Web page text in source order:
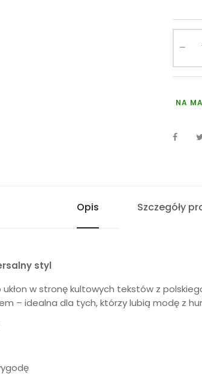
NA
Opis Szczegóły
styl
w stronę kultowych tekstów z
– idealna dla tych, którzy lubią modę z